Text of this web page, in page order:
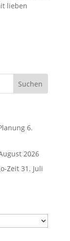
lieben
6.
2026
Zeit 31. Juli